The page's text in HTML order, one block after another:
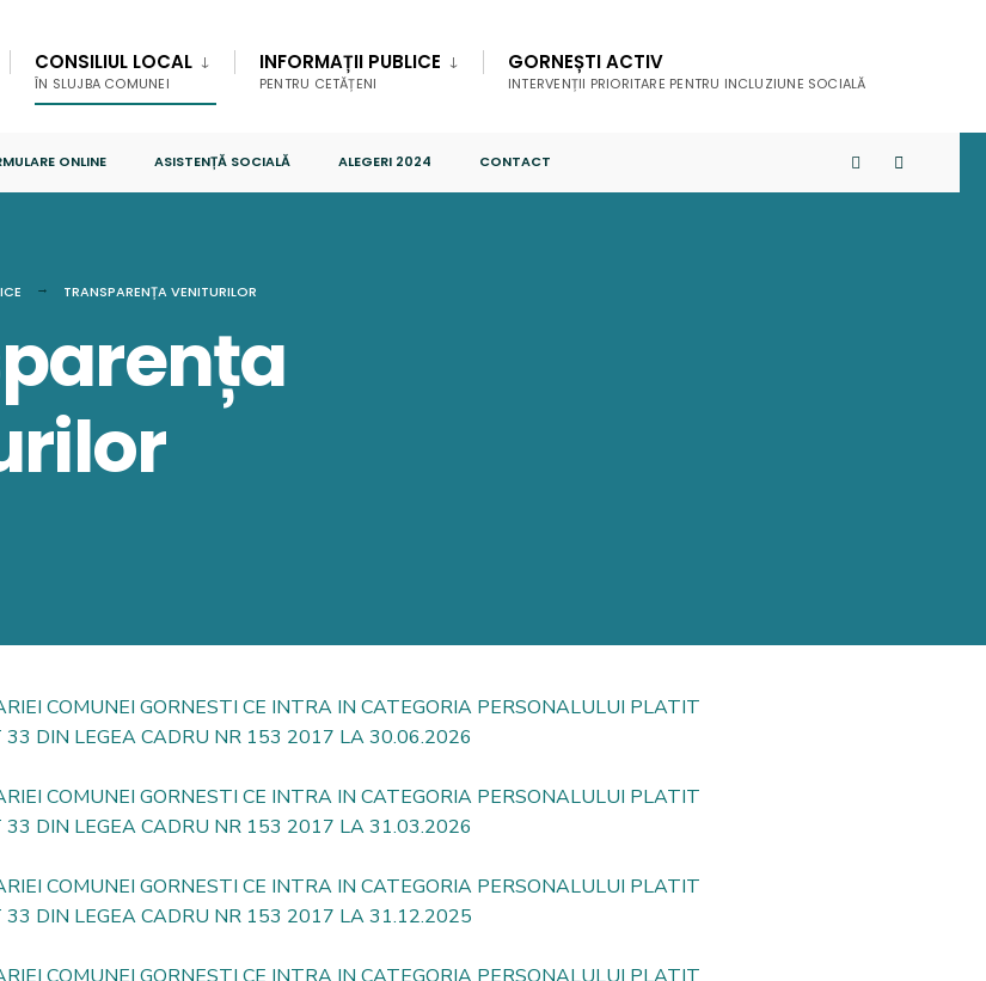
CONSILIUL LOCAL
ÎN SLUJBA COMUNEI
INFORMAȚII PUBLICE
PENTRU CETĂȚENI
GORNEȘTI ACTIV
INTERVENȚII PRIORITARE PENTRU INCLUZIUNE SOCIALĂ
ONLINE ASISTENȚĂ SOCIALĂ ALEGERI 2024 CONTACT
TRANSPARENȚA VENITURILOR
COMUNEI GORNESTI CE INTRA IN CATEGORIA PERSONALULUI PLATIT
33 DIN LEGEA CADRU NR 153 2017 LA 30.06.2026
COMUNEI GORNESTI CE INTRA IN CATEGORIA PERSONALULUI PLATIT
33 DIN LEGEA CADRU NR 153 2017 LA 31.03.2026
COMUNEI GORNESTI CE INTRA IN CATEGORIA PERSONALULUI PLATIT
DIN LEGEA CADRU NR 153 2017 LA 31.12.2025